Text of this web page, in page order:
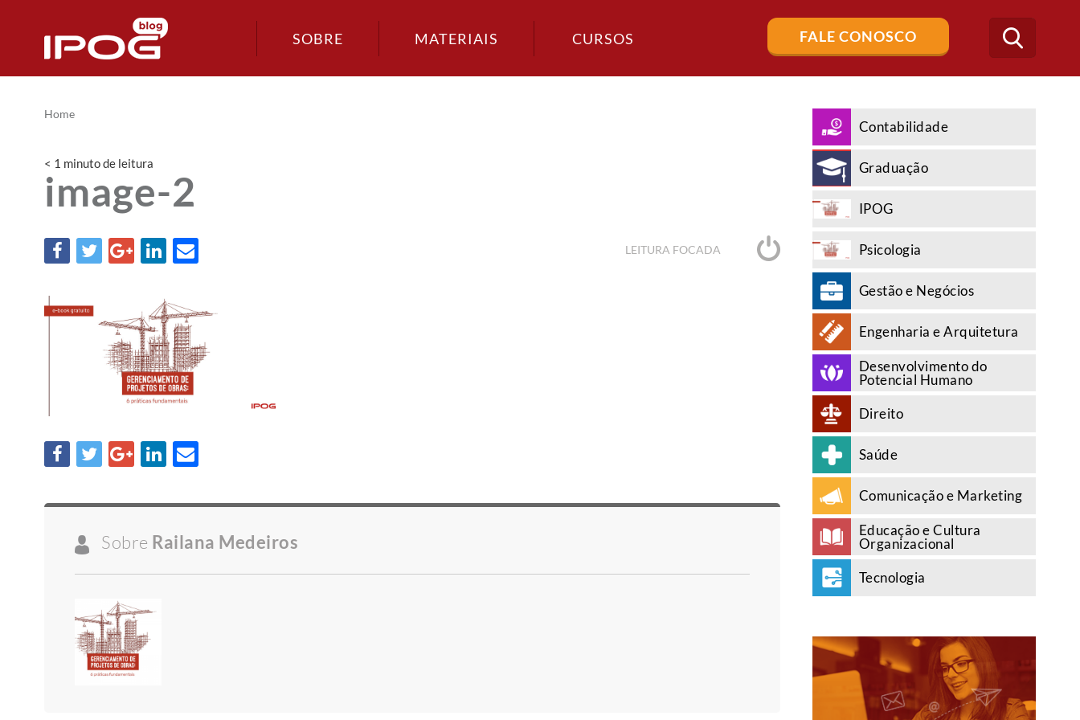
SOBRE MATERIAIS CURSOS FALE CONOSCO
Buscar
no
blog
Home
< 1 minutode leitura
image-2
LEITURA FOCADA
Sobre Railana Medeiros
Contabilidade
Graduação
IPOG
Psicologia
Gestão e Negócios
Engenharia e Arquitetura
Desenvolvimento do
Potencial Humano
Direito
Saúde
Comunicação e Marketing
Educação e Cultura
Organizacional
Tecnologia